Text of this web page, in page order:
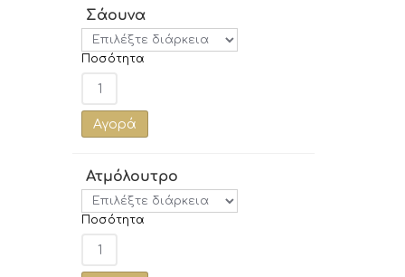
Σάουνα
Ποσότητα
Αγορά
Ατμόλουτρο
Ποσότητα